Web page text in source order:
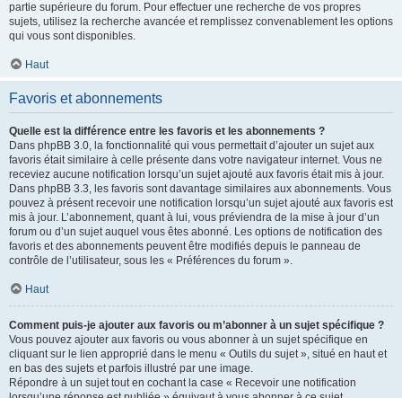
partie supérieure du forum. Pour effectuer une recherche de vos propres
sujets, utilisez la recherche avancée et remplissez convenablement les options
qui vous sont disponibles.
Haut
Favoris et abonnements
Quelle est la différence entre les favoris et les abonnements ?
Dans phpBB 3.0, la fonctionnalité qui vous permettait d’ajouter un sujet aux
favoris était similaire à celle présente dans votre navigateur internet. Vous ne
receviez aucune notification lorsqu’un sujet ajouté aux favoris était mis à jour.
Dans phpBB 3.3, les favoris sont davantage similaires aux abonnements. Vous
pouvez à présent recevoir une notification lorsqu’un sujet ajouté aux favoris est
mis à jour. L’abonnement, quant à lui, vous préviendra de la mise à jour d’un
forum ou d’un sujet auquel vous êtes abonné. Les options de notification des
favoris et des abonnements peuvent être modifiés depuis le panneau de
contrôle de l’utilisateur, sous les « Préférences du forum ».
Haut
Comment puis-je ajouter aux favoris ou m’abonner à un sujet spécifique ?
Vous pouvez ajouter aux favoris ou vous abonner à un sujet spécifique en
cliquant sur le lien approprié dans le menu « Outils du sujet », situé en haut et
en bas des sujets et parfois illustré par une image.
Répondre à un sujet tout en cochant la case « Recevoir une notification